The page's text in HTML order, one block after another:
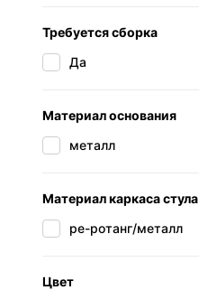
Требуется сборка
Да
Материал основания
металл
Материал каркаса стула
pe-ротанг/металл
Цвет